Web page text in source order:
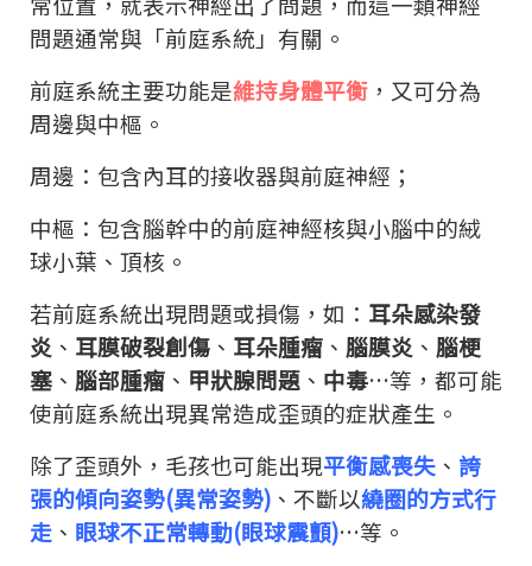
問題通常與「前庭系統」有關。
前庭系統主要功能是維持身體平衡 ，又可分為
周邊與中樞。
周邊：包含內耳的接收器與前庭神經；
中樞：包含腦幹中的前庭神經核與小腦中的絨
球小葉、頂核。
若前庭系統出現問題或損傷，如： 耳朵感染發
炎 、 耳膜破裂創傷 、 耳朵腫瘤 、 腦膜炎 、 腦梗
塞 、 腦部腫瘤 、 甲狀腺問題 、 中毒…等，都可能
使前庭系統出現異常造成歪頭的症狀產生。
除了歪頭外，毛孩也可能出現平衡感喪失 、 誇
張的傾向姿勢(異常姿勢) 、不斷以繞圈的方式行
走 、 眼球不正常轉動(眼球震顫)…等。